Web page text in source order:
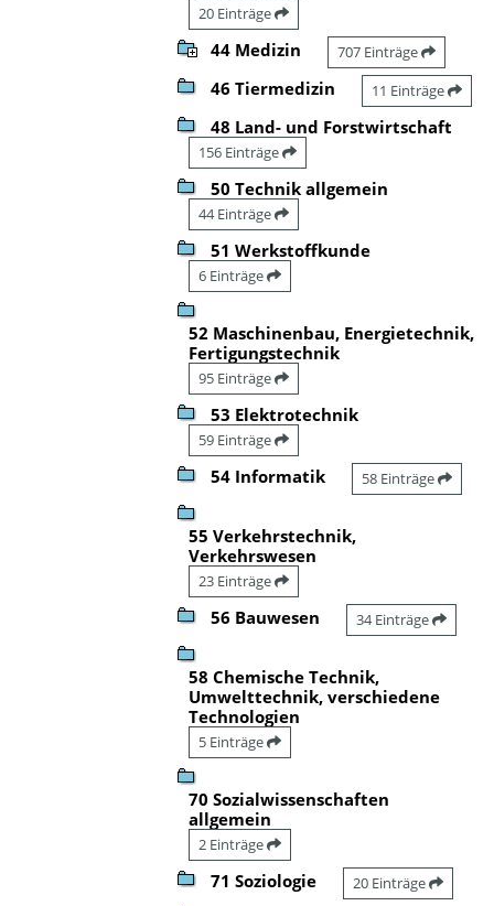
20 Einträge
44 Medizin 707 Einträge
46 Tiermedizin 11 Einträge
48 Land- und Forstwirtschaft
156 Einträge
50 Technik allgemein
44 Einträge
51 Werkstoffkunde
6 Einträge
52 Maschinenbau, Energietechnik,
Fertigungstechnik
95 Einträge
53 Elektrotechnik
59 Einträge
54 Informatik 58 Einträge
55 Verkehrstechnik,
Verkehrswesen
23 Einträge
56 Bauwesen 34 Einträge
58 Chemische Technik,
Umwelttechnik, verschiedene
Technologien
5 Einträge
70 Sozialwissenschaften
allgemein
2 Einträge
71 Soziologie 20 Einträge